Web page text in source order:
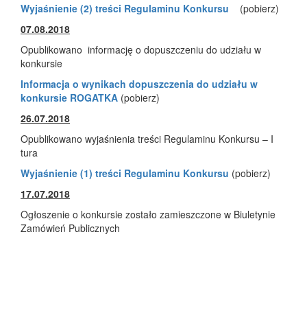
Wyjaśnienie (2) treści Regulaminu Konkursu
(pobierz)
07.08.2018
Opublikowano informację o dopuszczeniu do udziału w
konkursie
Informacja o wynikach dopuszczenia do udziału w
konkursie ROGATKA (pobierz)
26.07.2018
Opublikowano wyjaśnienia treści Regulaminu Konkursu – I
tura
Wyjaśnienie (1) treści Regulaminu Konkursu (pobierz)
17.07.2018
Ogłoszenie o konkursie zostało zamieszczone w Biuletynie
Zamówień Publicznych